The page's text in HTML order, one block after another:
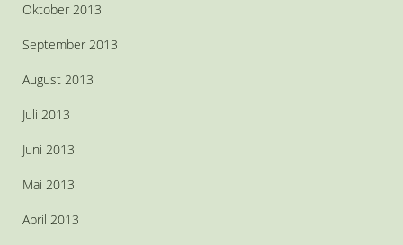
Oktober 2013
September 2013
August 2013
Juli 2013
Juni 2013
Mai 2013
April 2013